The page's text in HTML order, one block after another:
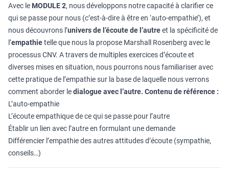
Avec le MODULE 2, nous développons notre capacité à clarifier ce
qui se passe pour nous (c’est-à-dire à être en ‘auto-empathie’), et
nous découvrons l’univers de l’écoute de l’autreet la spécificité de
l’empathietelle que nous la propose Marshall Rosenberg avec le
processus CNV. A travers de multiples exercices d’écoute et
diverses mises en situation, nous pourrons nous familiariser avec
cette pratique de l’empathie sur la base de laquelle nous verrons
comment aborder ledialogue avec l’autre. Contenu de référence :
L’auto-empathie
L’écoute empathique de ce qui se passe pour l’autre
Établir un lien avec l’autre en formulant une demande
Différencier l’empathie des autres attitudes d’écoute (sympathie,
conseils…)